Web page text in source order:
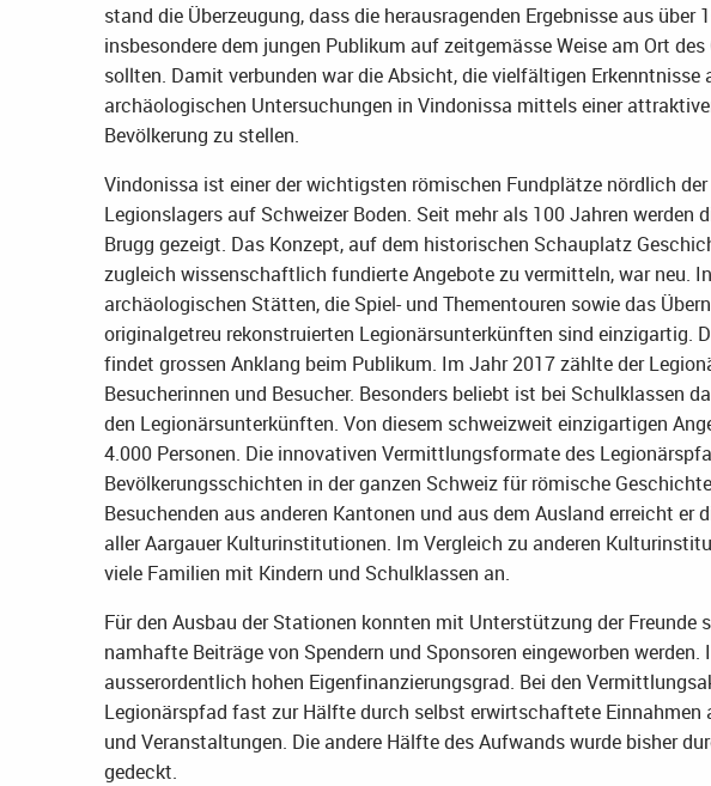
stand die Überzeugung, dass die herausragenden Ergebnisse aus
insbesondere dem jungen Publikum auf zeitgemässe Weise am Ort
sollten. Damit verbunden war die Absicht, die vielfältigen
archäologischen Untersuchungen in Vindonissa mittels einer
Bevölkerung zu stellen.
Vindonissa ist einer der wichtigsten römischen Fundplätze nördlich
Legionslagers auf Schweizer Boden. Seit mehr als 100 Jahren werden
Brugg gezeigt. Das Konzept, auf dem historischen Schauplatz
zugleich wissenschaftlich fundierte Angebote zu vermitteln, war neu.
archäologischen Stätten, die Spiel- und Thementouren sowie das
originalgetreu rekonstruierten Legionärsunterkünften sind einzigartig.
findet grossen Anklang beim Publikum. Im Jahr 2017 zählte der
Besucherinnen und Besucher. Besonders beliebt ist bei Schulklassen
den Legionärsunterkünften. Von diesem schweizweit einzigartigen
4.000 Personen. Die innovativen Vermittlungsformate des
Bevölkerungsschichten in der ganzen Schweiz für römische
Besuchenden aus anderen Kantonen und aus dem Ausland erreicht
aller Aargauer Kulturinstitutionen. Im Vergleich zu anderen
viele Familien mit Kindern und Schulklassen an.
Für den Ausbau der Stationen konnten mit Unterstützung der Freunde
namhafte Beiträge von Spendern und Sponsoren eingeworben werden.
ausserordentlich hohen Eigenfinanzierungsgrad. Bei den
Legionärspfad fast zur Hälfte durch selbst erwirtschaftete Einnahmen
und Veranstaltungen. Die andere Hälfte des Aufwands wurde bisher
gedeckt.